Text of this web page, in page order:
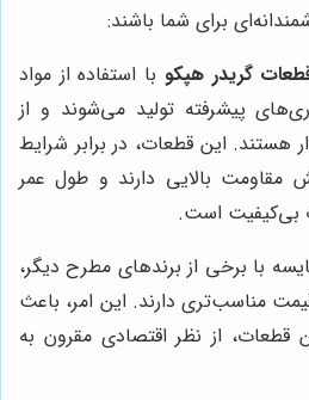
برای شما باشند:
گریدر هپکو با استفاده از مواد
پیشرفته تولید می‌شوند و از
هستند. این قطعات، در برابر شرایط
بالایی دارند و طول عمر
بی‌کیفیت است.
با برخی از برندهای مطرح دیگر،
مناسب‌تری دارند. این امر، باعث
از نظر اقتصادی مقرون به